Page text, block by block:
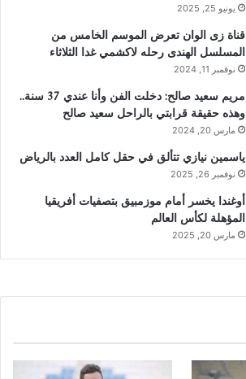
يونيو 25, 2025
قناة زى الوان تعرض الموسم الخامس من
المسلسل الهندى رحله لاكشمي غدا الثلاثاء
نوفمبر 11, 2024
مريم سعيد صالح: دخلت الفن وأنا عندي 37 سنة..
وهذه حقيقة قرابتي بالراحل سعيد صالح
مارس 20, 2024
ياسمين نيازي تتألق في حقل كامل العدد بالرياض
نوفمبر 26, 2025
أوغندا يخسر أمام موزمبيق بتصفيات أفريقيا
المؤهلة لكأس العالم
مارس 20, 2025